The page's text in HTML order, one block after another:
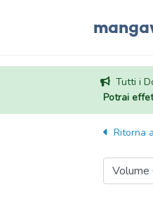
Tutti i
Potrai
Ritorna a